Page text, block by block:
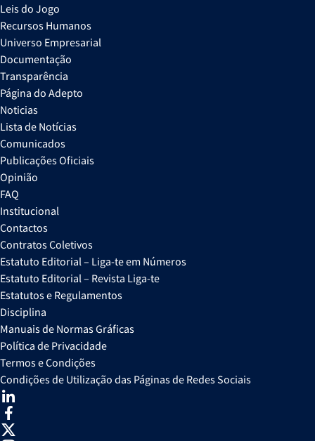
Leis do Jogo
Recursos Humanos
Universo Empresarial
Documentação
Transparência
Página do Adepto
Noticias
Lista de Notícias
Comunicados
Publicações Oficiais
Opinião
FAQ
Institucional
Contactos
Contratos Coletivos
Estatuto Editorial – Liga-te em Números
Estatuto Editorial – Revista Liga-te
Estatutos e Regulamentos
Disciplina
Manuais de Normas Gráficas
Política de Privacidade
Termos e Condições
Condições de Utilização das Páginas de Redes Sociais